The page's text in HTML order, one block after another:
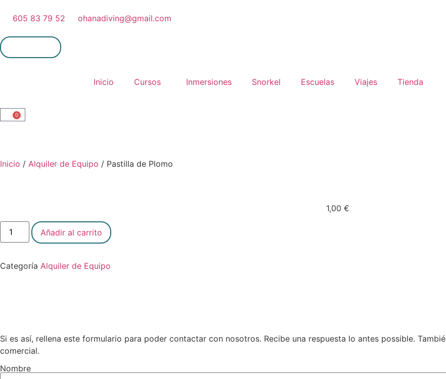
605 83 79 52 ohanadiving@gmail.com
Inicio Cursos Inmersiones Snorkel Escuelas Viajes Tienda
0
Inicio / Alquiler de Equipo / Pastilla de Plomo
1,00€
Añadir al carrito
Categoría Alquiler de Equipo
Si es así, rellena este formulario para poder contactar con nosotros. Recibe una respuesta lo antes possible.
comercial.
Nombre